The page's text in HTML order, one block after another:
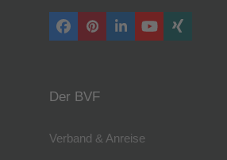
Facebook
PinterestLinkedInYouTube
Xing
Der BVF
Verband & Anreise